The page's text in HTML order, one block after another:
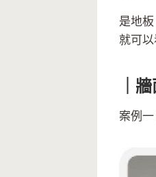
是地
就可
｜
案例